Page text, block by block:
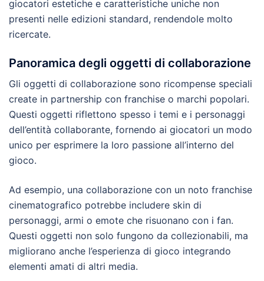
giocatori estetiche e caratteristiche uniche non
presenti nelle edizioni standard, rendendole molto
ricercate.
Panoramica degli oggetti di collaborazione
Gli oggetti di collaborazione sono ricompense speciali
create in partnership con franchise o marchi popolari.
Questi oggetti riflettono spesso i temi e i personaggi
dell’entità collaborante, fornendo ai giocatori un modo
unico per esprimere la loro passione all’interno del
gioco.
Ad esempio, una collaborazione con un noto franchise
cinematografico potrebbe includere skin di
personaggi, armi o emote che risuonano con i fan.
Questi oggetti non solo fungono da collezionabili, ma
migliorano anche l’esperienza di gioco integrando
elementi amati di altri media.